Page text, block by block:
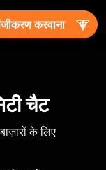
करवाना
चैट
के लिए